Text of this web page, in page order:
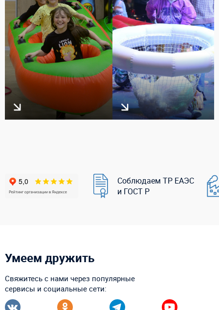
Соблюдаем ТР ЕАЭС
и ГОСТ Р
Умеем дружить
Свяжитесь с нами через популярные
сервисы и социальные сети: